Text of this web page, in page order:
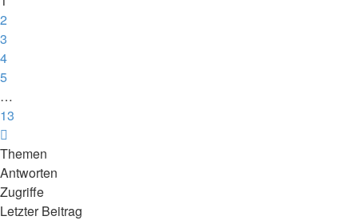
2
3
4
5
…
13
Themen
Antworten
Zugriffe
Letzter Beitrag